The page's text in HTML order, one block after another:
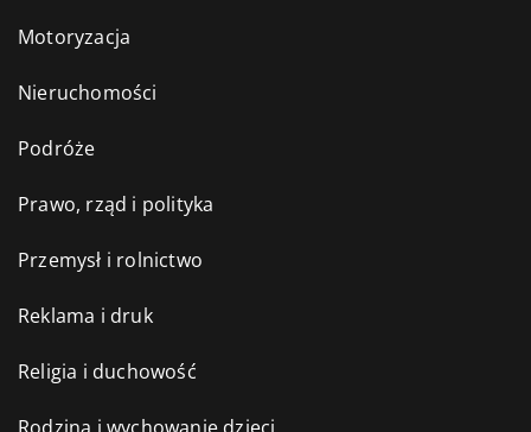
Motoryzacja
Nieruchomości
Podróże
Prawo, rząd i polityka
Przemysł i rolnictwo
Reklama i druk
Religia i duchowość